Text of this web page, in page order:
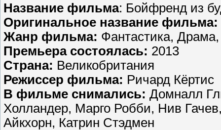
Название фильма: Бойфренд из
Оригинальное название фильма:
Жанр фильма: Фантастика,
Премьера состоялась: 2013
Страна: Великобритания
Режиссер фильма: Ричард Кёртис
В фильме снимались: Домналл
Холландер, Марго Робби, Нив
Айкхорн, Катрин Стэдмен